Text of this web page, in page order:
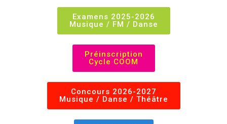
Examens 2025-2026
Musique / FM / Danse
Préinscription
Cycle COOM
Concours 2026-2027
Musique / Danse / Théâtre